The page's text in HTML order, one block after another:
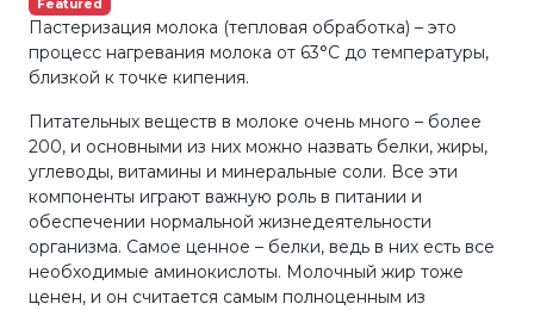
Featured
Пастеризация молока (тепловая обработка) – это
процесс нагревания молока от 63°С до температуры,
близкой к точке кипения.
Питательных веществ в молоке очень много – более
200, и основными из них можно назвать белки, жиры,
углеводы, витамины и минеральные соли. Все эти
компоненты играют важную роль в питании и
обеспечении нормальной жизнедеятельности
организма. Самое ценное – белки, ведь в них есть все
необходимые аминокислоты. Молочный жир тоже
ценен, и он считается самым полноценным из